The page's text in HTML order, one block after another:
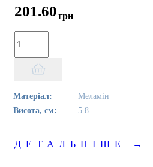
201.60грн
Матеріал:
Меламін
Висота, см:
5.8
ДЕТАЛЬНІШЕ →